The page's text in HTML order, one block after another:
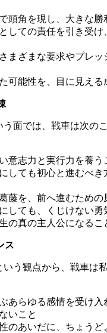
頭角を現し、大きな勝
しての責任を引き受
まざまな要求やプレッ
可能性を、目に見える
面では、戦車は次の
意志力と実行力を養う
しても初心と進むべき
藤を、前へ進むための
しても、くじけない勇
の真の主人公になるこ
ス
う観点から、戦車は
あらゆる感情を受け入
いこと
のあいだに、ちょうど